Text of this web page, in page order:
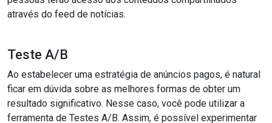
através do feed de notícias.
Teste A/B
Ao estabelecer uma estratégia de anúncios pagos, é natural
ficar em dúvida sobre as melhores formas de obter um
resultado significativo. Nesse caso, você pode utilizar a
ferramenta de Testes A/B. Assim, é possível experimentar